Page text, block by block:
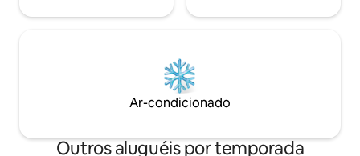
Ar-condicionado
Outros aluguéis por temporada